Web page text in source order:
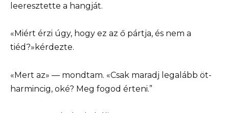
leeresztette a hangját.
«Miért érzi úgy, hogy ez az ő pártja, és nem a
tiéd?»kérdezte.
«Mert az» — mondtam. «Csak maradj legalább öt-
harmincig, oké? Meg fogod érteni.”